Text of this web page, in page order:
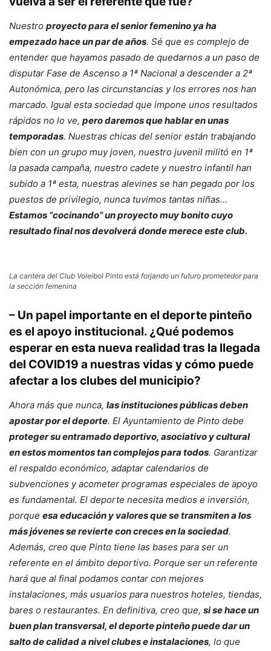
Nuestro proyecto para el senior femenino ya ha
empezado hace un par de años. Sé que es complejo de
entender que hayamos pasado de quedarnos a un paso de
disputar Fase de Ascenso a 1ª Nacional a descender a 2ª
Autonómica, pero las circunstancias y los errores nos han
marcado. Igual esta sociedad que impone unos resultados
rápidos no lo ve, pero daremos que hablar en unas
temporadas. Nuestras chicas del senior están trabajando
bien con un grupo muy joven, nuestro juvenil militó en 1ª
la pasada campaña, nuestro cadete y nuestro infantil han
subido a 1ª esta, nuestras alevines se han pegado por los
puestos de privilegio, nunca tuvimos tantas niñas…
Estamos “cocinando” un proyecto muy bonito cuyo
resultado final nos devolverá donde merece este club.
La cantera del Club Voleibol Pinto está forjando un futuro prometedor para
la sección femenina
– Un papel importante en el deporte pinteño
es el apoyo institucional. ¿Qué podemos
esperar en esta nueva realidad tras la llegada
del COVID19 a nuestras vidas y cómo puede
afectar a los clubes del municipio?
Ahora más que nunca, las instituciones públicas deben
apostar por el deporte. El Ayuntamiento de Pinto debe
proteger su entramado deportivo, asociativo y cultural
en estos momentos tan complejos para todos. Garantizar
el respaldo económico, adaptar calendarios de
subvenciones y acometer programas especiales de apoyo
es fundamental. El deporte necesita medios e inversión,
porque esa educación y valores que se transmiten a los
más jóvenes se revierte con creces en la sociedad.
Además, creo que Pinto tiene las bases para ser un
referente en el ámbito deportivo. Porque ser un referente
hará que al final podamos contar con mejores
instalaciones, más usuarios para nuestros hoteles, tiendas,
bares o restaurantes. En definitiva, creo que, si se hace un
buen plan transversal, el deporte pinteño puede dar un
salto de calidad a nivel clubes e instalaciones, lo que